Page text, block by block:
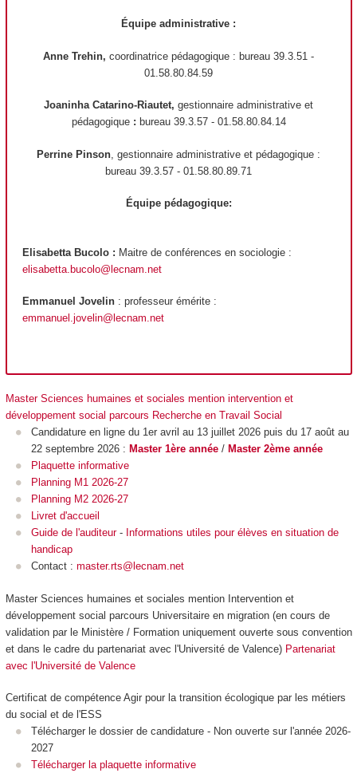
Équipe administrative :
Anne Trehin, coordinatrice pédagogique : bureau 39.3.51 -
01.58.80.84.59
Joaninha Catarino-Riautet, gestionnaire administrative et
pédagogique : bureau 39.3.57 - 01.58.80.84.14
Perrine Pinson , gestionnaire administrative et pédagogique :
bureau 39.3.57 - 01.58.80.89.71
Équipe pédagogique:
Elisabetta Bucolo : Maitre de conférences en sociologie :
elisabetta.bucolo@lecnam.net
Emmanuel Jovelin : professeur émérite :
emmanuel.jovelin@lecnam.net
Master Sciences humaines et sociales mention intervention et
développement social parcours Recherche en Travail Social
Candidature en ligne du 1er avril au 13 juillet 2026 puis du 17 août au
22 septembre 2026 : Master 1ère année / Master 2ème année
Plaquette informative
Planning M1 2026-27
Planning M2 2026-27
Livret d'accueil
Guide de l'auditeur- Informations utiles pour élèves en situation de
handicap
Contact : master.rts@lecnam.net
Master Sciences humaines et sociales mention Intervention et
développement social parcours Universitaire en migration (en cours de
validation par le Ministère / Formation uniquement ouverte sous convention
et dans le cadre du partenariat avec l'Université de Valence) Partenariat
avec l'Université de Valence
Certificat de compétenceAgir pour la transition écologique par les métiers
du social et de l'ESS
Télécharger le dossier de candidature - Non ouverte sur l'année 2026-
2027
Télécharger la plaquette informative